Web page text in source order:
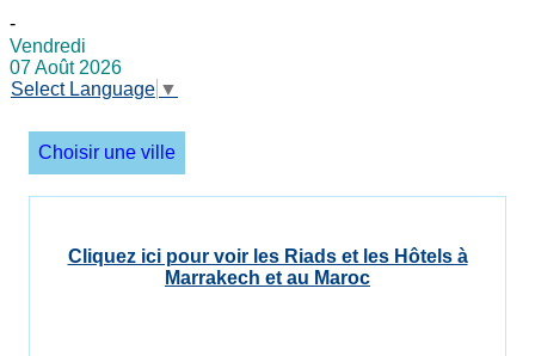
-
Vendredi
07 Août 2026
Select Language ▼
Choisir une ville
Cliquez ici pour voir les Riads et les Hôtels à
Marrakech et au Maroc